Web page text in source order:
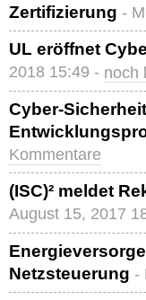
Zertifizierung -
UL eröffnet
2018 15:49 - noch
Cyber-
Kommentare
(ISC)² meldet
August 15, 2017
Netzsteuerung -